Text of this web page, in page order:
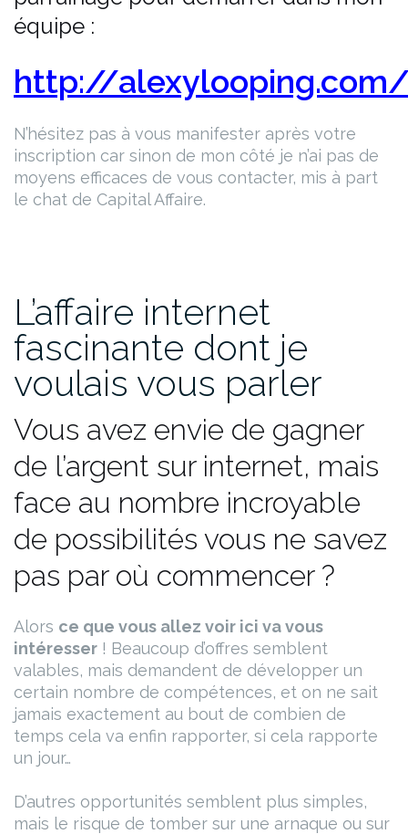
équipe :
http://
N’hésitez pas à vous manifester après votre
inscription car sinon de mon côté je n’ai pas de
moyens efficaces de vous contacter, mis à part
le chat de Capital Affaire.
L’affaire internet
fascinante dont je
voulais vous parler
Vous avez envie de gagner
de l’argent sur internet, mais
face au nombre incroyable
de possibilités vous ne savez
pas par où commencer ?
Alors ce que vous allez voir ici va vous
intéresser ! Beaucoup d’offres semblent
valables, mais demandent de développer un
certain nombre de compétences, et on ne sait
jamais exactement au bout de combien de
temps cela va enfin rapporter, si cela rapporte
un jour…
D’autres opportunités semblent plus simples,
mais le risque de tomber sur une arnaque ou sur